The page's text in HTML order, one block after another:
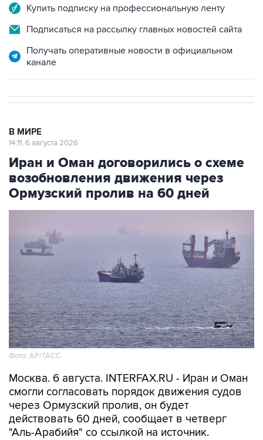
Купить подписку на профессиональную ленту
Подписаться на рассылку главных новостей сайта
Получать оперативные новости в официальном
канале
В МИРЕ
14:11, 6 августа 2026
Иран и Оман договорились о схеме
возобновления движения через
Ормузский пролив на 60 дней
Фото: AP/ТАСС
Москва. 6 августа. INTERFAX.RU - Иран и Оман
смогли согласовать порядок движения судов
через Ормузский пролив, он будет
действовать 60 дней, сообщает в четверг
"Аль-Арабийя" со ссылкой на источник.